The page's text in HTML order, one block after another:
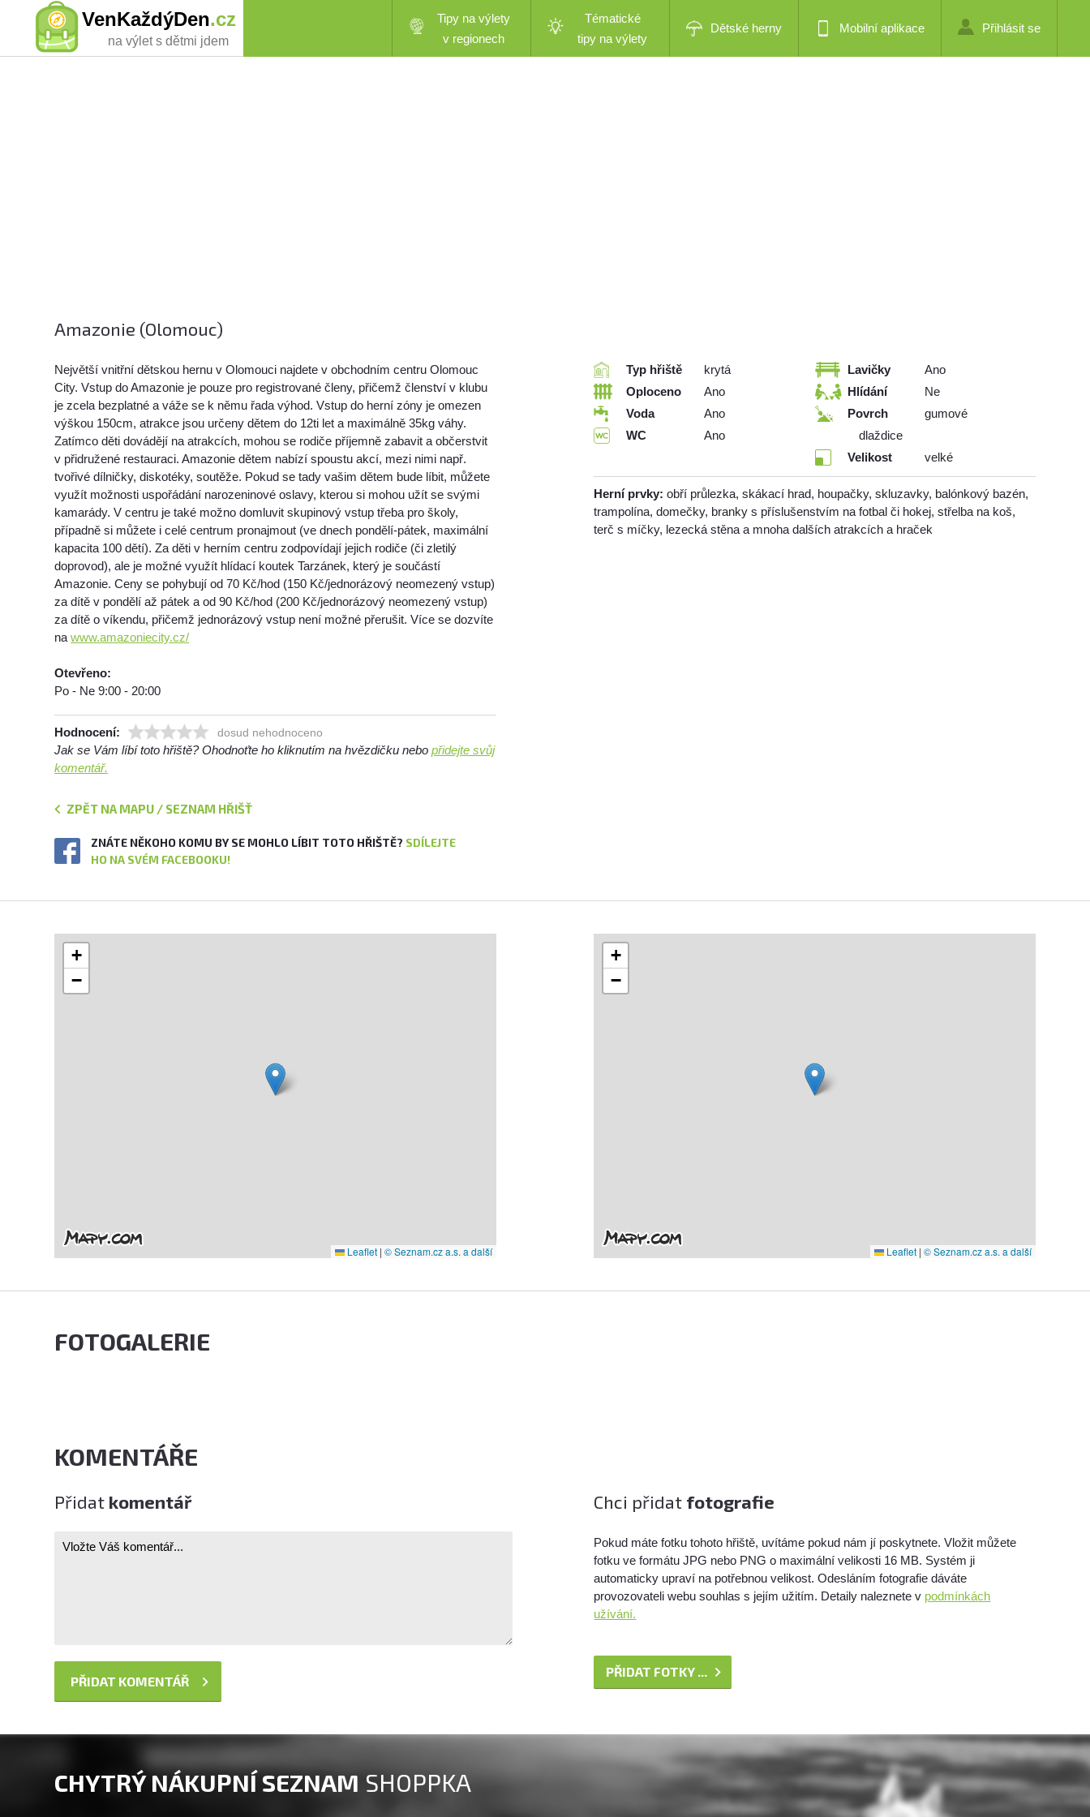
VenKaždýDen.cz
na výlet s dětmi jdem
Tipy na výlety
v regionech
Tématické
tipy na výlety
Dětské herny Mobilní aplikace Přihlásit se
Amazonie (Olomouc)
Největší vnitřní dětskou hernu v Olomouci najdete v obchodním centru Olomouc
City. Vstup do Amazonie je pouze pro registrované členy, přičemž členství v klubu
je zcela bezplatné a váže se k němu řada výhod. Vstup do herní zóny je omezen
výškou 150cm, atrakce jsou určeny dětem do 12ti let a maximálně 35kg váhy.
Zatímco děti dovádějí na atrakcích, mohou se rodiče příjemně zabavit a občerstvit
v přidružené restauraci. Amazonie dětem nabízí spoustu akcí, mezi nimi např.
tvořivé dílničky, diskotéky, soutěže. Pokud se tady vašim dětem bude líbit, můžete
využít možnosti uspořádání narozeninové oslavy, kterou si mohou užít se svými
kamarády. V centru je také možno domluvit skupinový vstup třeba pro školy,
případně si můžete i celé centrum pronajmout (ve dnech pondělí-pátek, maximální
kapacita 100 dětí). Za děti v herním centru zodpovídají jejich rodiče (či zletilý
doprovod), ale je možné využít hlídací koutek Tarzánek, který je součástí
Amazonie. Ceny se pohybují od 70 Kč/hod (150 Kč/jednorázový neomezený vstup)
za dítě v pondělí až pátek a od 90 Kč/hod (200 Kč/jednorázový neomezený vstup)
za dítě o víkendu, přičemž jednorázový vstup není možné přerušit. Více se dozvíte
nawww.amazoniecity.cz/
Otevřeno:
Po - Ne 9:00 - 20:00
Hodnocení: dosud nehodnoceno
Jak se Vám líbí toto hřiště? Ohodnoťte ho kliknutím na hvězdičku nebopřidejte svůj
komentář.
ZPĚT NA MAPU / SEZNAM HŘIŠŤ
ZNÁTE NĚKOHO KOMU BY SE MOHLO LÍBIT TOTO HŘIŠTĚ? SDÍLEJTE
HO NA SVÉM FACEBOOKU!
Typ hřiště
krytá
Oploceno
Ano
Voda
Ano
WC
Ano
Lavičky
Ano
Hlídání
Ne
Povrch
gumové
dlaždice
Velikost
velké
Herní prvky: obří průlezka, skákací hrad, houpačky, skluzavky, balónkový bazén,
trampolína, domečky, branky s příslušenstvím na fotbal či hokej, střelba na koš,
terč s míčky, lezecká stěna a mnoha dalších atrakcích a hraček
+
−
Leaflet | © Seznam.cz a.s. a další
+
−
Leaflet | © Seznam.cz a.s. a další
FOTOGALERIE
KOMENTÁŘE
Přidat komentář Chci přidat fotografie
Pokud máte fotku tohoto hřiště, uvítáme pokud nám jí poskytnete. Vložit můžete
fotku ve formátu JPG nebo PNG o maximální velikosti 16 MB. Systém ji
automaticky upraví na potřebnou velikost. Odesláním fotografie dáváte
provozovateli webu souhlas s jejím užitím. Detaily naleznete v podmínkách
užívání.
PŘIDAT FOTKY ...
CHYTRÝ NÁKUPNÍ SEZNAM SHOPPKA